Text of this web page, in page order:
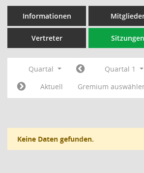
Informationen
Vertreter Sitzungen
Quartal Quartal 1
Aktuell
Gremium
Keine Daten gefunden.